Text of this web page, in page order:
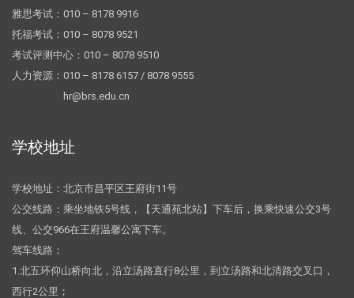
雅思考试：010 – 8178 9916
托福考试：010 – 8078 9521
考试评测中心：010 – 8078 9510
人力资源：010 – 8178 6157 / 8078 9555
hr@brs.edu.cn
学校地址
学校地址：北京市昌平区王府街11号
公交线路：乘坐地铁5号线，【天通苑北站】下车后，换乘快速公交3号
线、公交966在王府温馨公寓下车。
驾车线路：
1.北五环仰山桥向北，沿立汤路直行8公里，到立汤路和北清路交叉口，
西行2公里；